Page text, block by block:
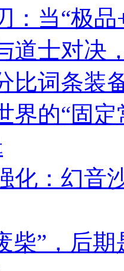
：当“极
道士对决
比词条装
界的“固
化：幻音
柴”，后